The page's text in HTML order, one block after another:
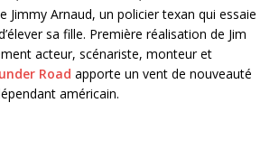
Jimmy Arnaud, un policier texan qui essaie
sa fille. Première réalisation de Jim
acteur, scénariste, monteur et
Road apporte un vent de nouveauté
américain.